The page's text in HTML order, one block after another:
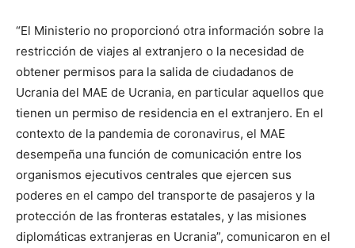
“El Ministerio no proporcionó otra información sobre la
restricción de viajes al extranjero o la necesidad de
obtener permisos para la salida de ciudadanos de
Ucrania del MAE de Ucrania, en particular aquellos que
tienen un permiso de residencia en el extranjero. En el
contexto de la pandemia de coronavirus, el MAE
desempeña una función de comunicación entre los
organismos ejecutivos centrales que ejercen sus
poderes en el campo del transporte de pasajeros y la
protección de las fronteras estatales, y las misiones
diplomáticas extranjeras en Ucrania”, comunicaron en el